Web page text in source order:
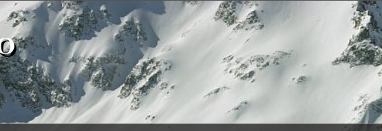
2026-08-08
Лас Леньяс
+8 cm
Исо-Сюете+2 cm
Hlíðarfjall+1 cm